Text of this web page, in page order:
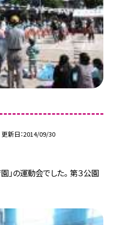
更新日 2014/09/30
」の運動会でした。 第３公園